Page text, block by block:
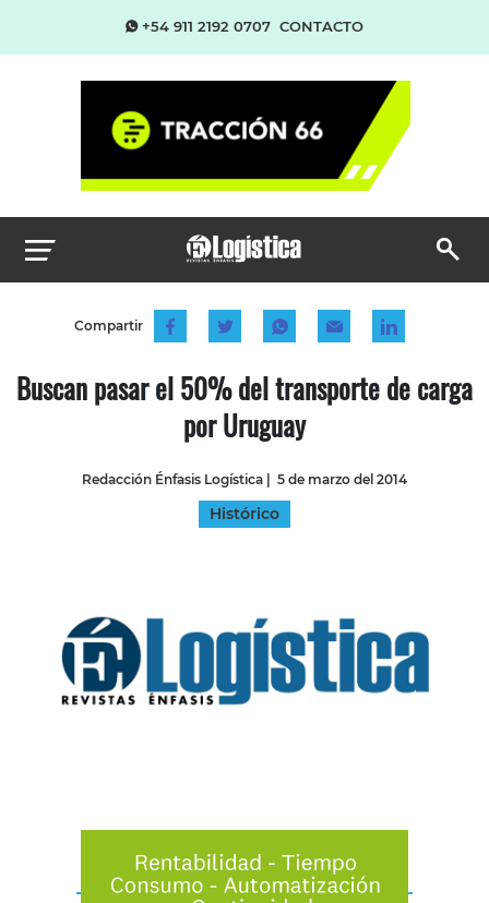
+54 911 2192 0707 CONTACTO
Compartir
Buscan pasar el 50% del transporte de carga
por Uruguay
Redacción Énfasis Logística | 5 de marzo del 2014
Histórico